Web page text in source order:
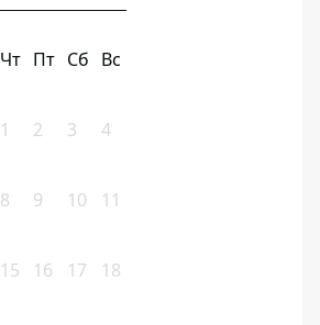
Чт Пт Сб Вс
1 2 3 4
8 9 10 11
15 16 17 18